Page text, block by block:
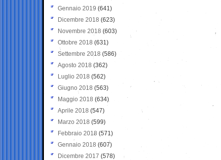
Gennaio 2019 (641)
Dicembre 2018 (623)
Novembre 2018 (603)
Ottobre 2018 (631)
Settembre 2018 (586)
Agosto 2018 (362)
Luglio 2018 (562)
Giugno 2018 (563)
Maggio 2018 (634)
Aprile 2018 (547)
Marzo 2018 (599)
Febbraio 2018 (571)
Gennaio 2018 (607)
Dicembre 2017 (578)